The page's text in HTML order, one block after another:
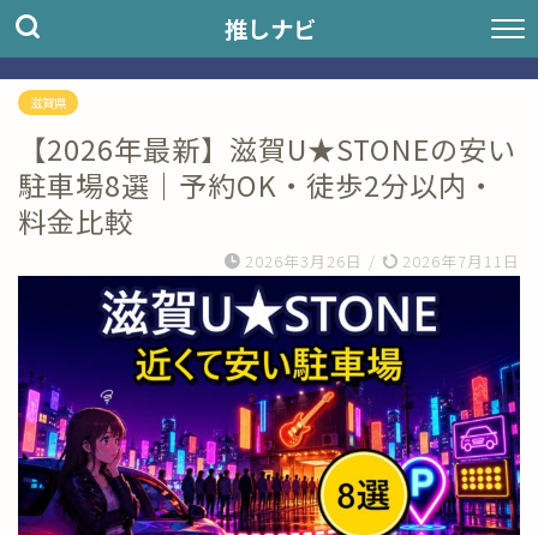
推しナビ
滋賀県
【2026年最新】滋賀U★STONEの安い
駐車場8選｜予約OK・徒歩2分以内・
料金比較
2026年3月26日 / 2026年7月11日